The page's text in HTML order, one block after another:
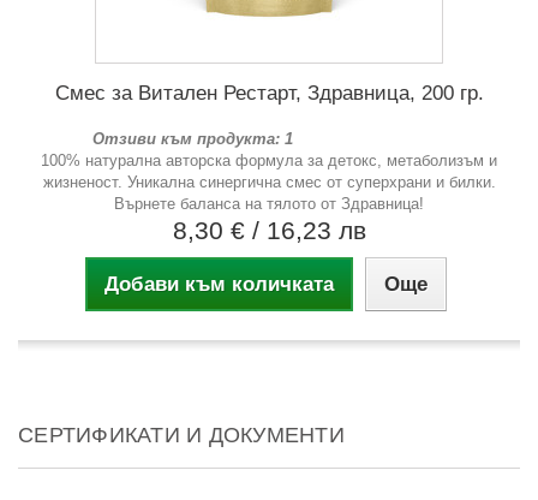
Смес за Витален Рестарт, Здравница, 200 гр.
Отзиви към продукта: 1
100% натурална авторска формула за детокс, метаболизъм и
жизненост. Уникална синергична смес от суперхрани и билки.
Върнете баланса на тялото от Здравница!
8,30 € / 16,23 лв
Добави към количката Още
СЕРТИФИКАТИ И ДОКУМЕНТИ